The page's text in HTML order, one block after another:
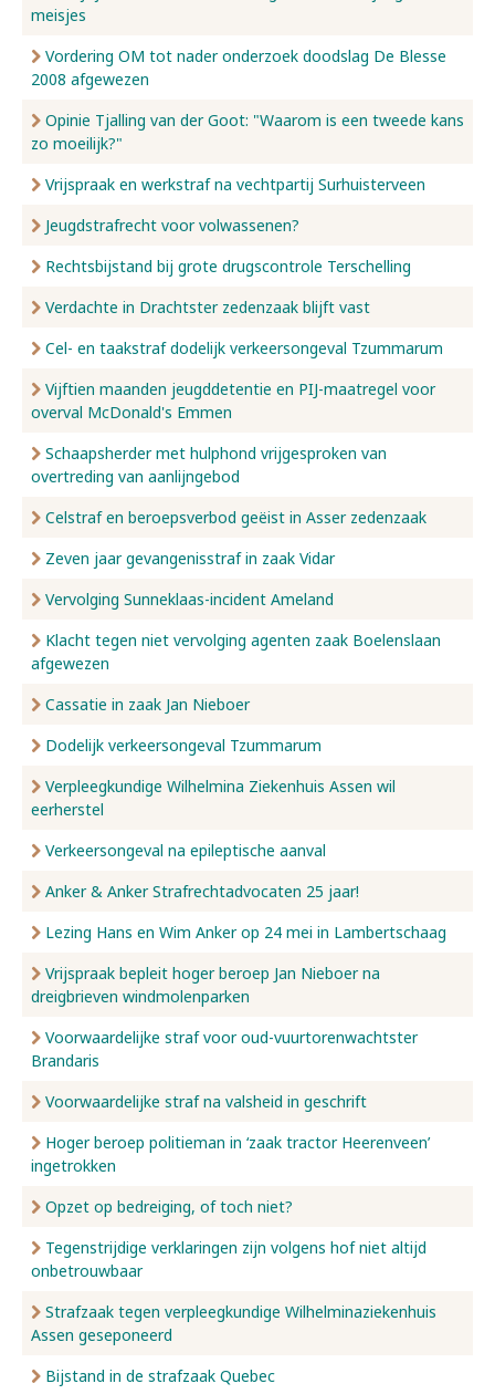
meisjes
Vordering OM tot nader onderzoek doodslag De Blesse
2008 afgewezen
Opinie Tjalling van der Goot: "Waarom is een tweede kans
zo moeilijk?"
Vrijspraak en werkstraf na vechtpartij Surhuisterveen
Jeugdstrafrecht voor volwassenen?
Rechtsbijstand bij grote drugscontrole Terschelling
Verdachte in Drachtster zedenzaak blijft vast
Cel- en taakstraf dodelijk verkeersongeval Tzummarum
Vijftien maanden jeugddetentie en PIJ-maatregel voor
overval McDonald's Emmen
Schaapsherder met hulphond vrijgesproken van
overtreding van aanlijngebod
Celstraf en beroepsverbod geëist in Asser zedenzaak
Zeven jaar gevangenisstraf in zaak Vidar
Vervolging Sunneklaas-incident Ameland
Klacht tegen niet vervolging agenten zaak Boelenslaan
afgewezen
Cassatie in zaak Jan Nieboer
Dodelijk verkeersongeval Tzummarum
Verpleegkundige Wilhelmina Ziekenhuis Assen wil
eerherstel
Verkeersongeval na epileptische aanval
Anker & Anker Strafrechtadvocaten 25 jaar!
Lezing Hans en Wim Anker op 24 mei in Lambertschaag
Vrijspraak bepleit hoger beroep Jan Nieboer na
dreigbrieven windmolenparken
Voorwaardelijke straf voor oud-vuurtorenwachtster
Brandaris
Voorwaardelijke straf na valsheid in geschrift
Hoger beroep politieman in ‘zaak tractor Heerenveen’
ingetrokken
Opzet op bedreiging, of toch niet?
Tegenstrijdige verklaringen zijn volgens hof niet altijd
onbetrouwbaar
Strafzaak tegen verpleegkundige Wilhelminaziekenhuis
Assen geseponeerd
Bijstand in de strafzaak Quebec